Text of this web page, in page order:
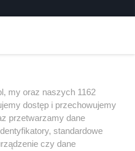
my oraz naszych 1162
dostęp i przechowujemy
przetwarzamy dane
standardowe
czy dane